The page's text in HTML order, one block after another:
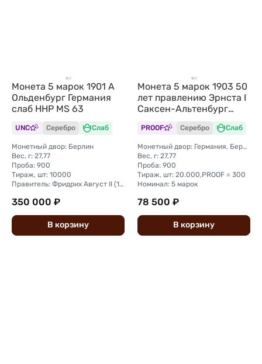
Монета 5 марок 1901 A
Ольденбург Германия
слаб ННР MS 63
UNC Серебро Слаб
Монетный двор: Берлин
Вес, г: 27,77
Проба: 900
Тираж, шт: 10000
Правитель: Фридрих Август II (1900—1918)
350 000 ₽
В корзину
Монета 5 марок 1903 50
лет правлению Эрнста I
Саксен-Альтенбург
Германия слаб CPRC PF
Det.
PROOF Серебро Слаб
Монетный двор: Германия, Берлин
Вес, г: 27,77
Проба: 900
Тираж, шт: 20.000,PROOF = 300
Номинал: 5 марок
78 500 ₽
В корзину